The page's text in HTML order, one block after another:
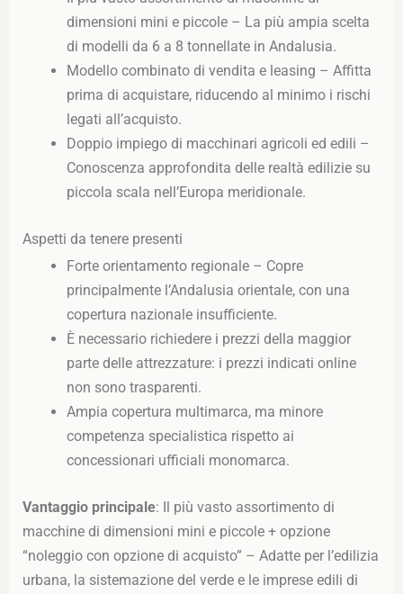
dimensioni mini e piccole – La più ampia scelta
di modelli da 6 a 8 tonnellate in Andalusia.
Modello combinato di vendita e leasing – Affitta
prima di acquistare, riducendo al minimo i rischi
legati all’acquisto.
Doppio impiego di macchinari agricoli ed edili –
Conoscenza approfondita delle realtà edilizie su
piccola scala nell’Europa meridionale.
Aspetti da tenere presenti
Forte orientamento regionale – Copre
principalmente l’Andalusia orientale, con una
copertura nazionale insufficiente.
È necessario richiedere i prezzi della maggior
parte delle attrezzature: i prezzi indicati online
non sono trasparenti.
Ampia copertura multimarca, ma minore
competenza specialistica rispetto ai
concessionari ufficiali monomarca.
Vantaggio principale: Il più vasto assortimento di
macchine di dimensioni mini e piccole + opzione
“noleggio con opzione di acquisto” – Adatte per l’edilizia
urbana, la sistemazione del verde e le imprese edili di